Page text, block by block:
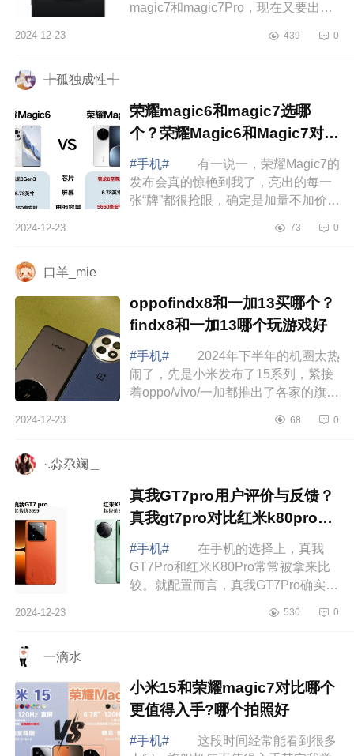
magic7和magic7Pro，现在又要出一
待。下面小编为大家介绍下荣耀
2024-12-23 439 0
┾孤独成性┽
荣耀magic6和magic7选哪
个？荣耀Magic6和Magic7对比
哪个好
#手机#
有一说一，荣耀Magic7的
发布会真的惊艳到我了，亮出的每一
张“牌”都很抢眼，确定是加量不加价无
magic6和magic7选哪个？荣耀
2024-12-23 73 0
口羊_mie
oppofindx8和一加13买哪个？
findx8和一加13哪个玩游戏好
#手机#
2024年下半年的机圈太热
闹了，先是小米发布了15系列，紧接
着oppo/vivo/一加都推出了各家的旗舰
介绍下oppofindx8和一加13买哪个？
2024-12-23 68 0
·.尛尕斓＿
真我GT7pro用户评价与反馈？
真我gt7pro对比红米k80pro对
比哪个好
#手机#
在手机的选择上，真我
GT7Pro和红米K80Pro常常被拿来比
较。就配置而言，真我GT7Pro确实有
在一个较为明显的短板，那就是其售
2024-12-23 530 0
一滴水
小米15和荣耀magic7对比哪个
更值得入手?哪个拍照好
#手机#
这段时间经常能看到很多